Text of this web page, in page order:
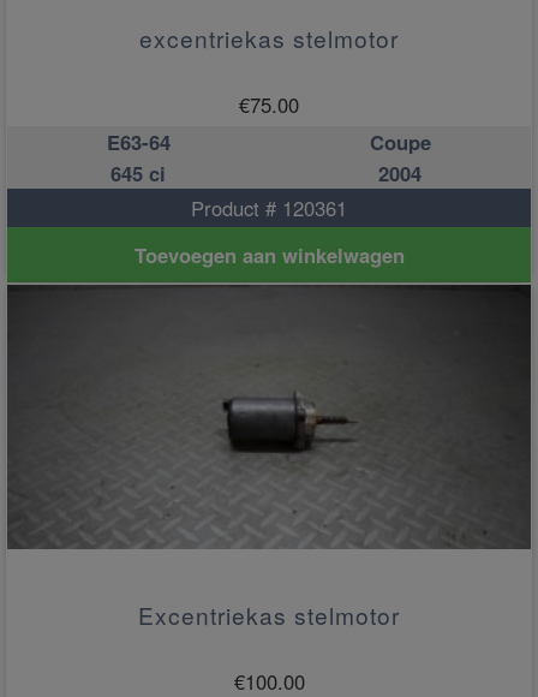
excentriekas stelmotor
€75.00
E63-64
Coupe
645 ci
2004
Product # 120361
Toevoegen aan winkelwagen
Excentriekas stelmotor
€100.00